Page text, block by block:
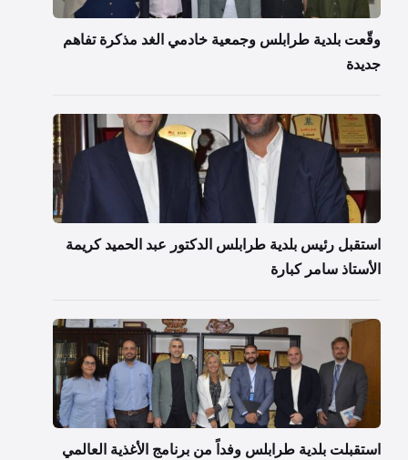
وقّعت بلدية طرابلس وجمعية خادمي الغد مذكرة تفاهم
جديدة
استقبل رئيس بلدية طرابلس الدكتور عبد الحميد كريمة
الأستاذ سامر كبارة
استقبلت بلدية طرابلس وفداً من برنامج الأغذية العالمي